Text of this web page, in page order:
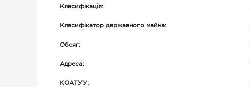
Класифікація:
Класифікатор державного майна:
Обсяг:
Адреса:
КОАТУУ: